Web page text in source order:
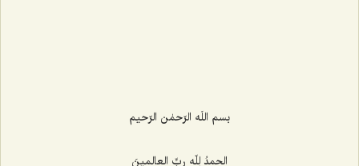
بسم اللَه الرّحمٰن الرّحیم
الحمدُ لِلّه ربِّ العالمینَ